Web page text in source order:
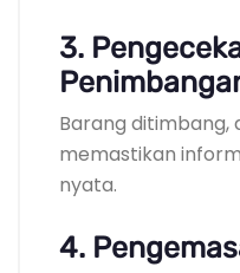
3.
Barang ditimbang,
memastikan
nyata.
4.